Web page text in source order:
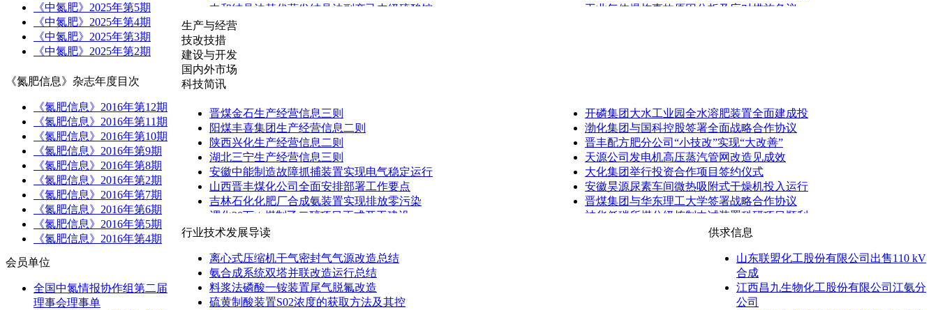
《中氮肥》2025年第5期
《中氮肥》2025年第4期
《中氮肥》2025年第3期
《中氮肥》2025年第2期
《氮肥信息》杂志年度目次
《氮肥信息》2016年第12期
《氮肥信息》2016年第11期
《氮肥信息》2016年第10期
《氮肥信息》2016年第9期
《氮肥信息》2016年第8期
《氮肥信息》2016年第2期
《氮肥信息》2016年第7期
《氮肥信息》2016年第6期
《氮肥信息》2016年第5期
《氮肥信息》2016年第4期
会员单位
全国中氮情报协作组第二届
理事会理事单
中和结晶法替代蒸发结晶法副产己内级硫酸铵
工业气体爆炸事故原因分析及应对措施刍议
生产与经营
技改技措
建设与开发
国内外市场
科技简讯
晋煤金石生产经营信息三则
阳煤丰喜集团生产经营信息二则
陕西兴化生产经营信息二则
湖北三宁生产经营信息三则
安徽中能制造故障抓捕装置实现电气稳定运行
山西晋丰煤化公司全面安排部署工作要点
吉林石化化肥厂合成氨装置实现排放零污染
渭化30万t/a煤制乙二醇项目正式开工建设
开磷集团大水工业园全水溶肥装置全面建成投
渤化集团与国科控股签署全面战略合作协议
晋丰配方肥分公司“小技改”实现“大改善”
天源公司发电机高压蒸汽管网改造见成效
大化集团举行投资合作项目签约仪式
安徽昊源尿素车间微热吸附式干燥机投入运行
晋煤集团与华东理工大学签署战略合作协议
神华低碳所煤分级炼制中试装置科研项目顺利
行业技术发展导读
离心式压缩机干气密封气气源改造总结
氨合成系统双塔并联改造运行总结
料浆法磷酸一铵装置尾气脱氟改造
硫黄制酸装置S02浓度的获取方法及其控
供求信息
山东联盟化工股份有限公司出售110 kV
合成
江西昌九生物化工股份有限公司江氨分
公司